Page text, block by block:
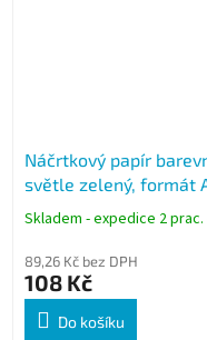
Náčrtkový papír
světle zelený, formát
80g, 100 listů
Skladem - expedice 2
89,26 Kč bez DPH
108 Kč
Do košíku